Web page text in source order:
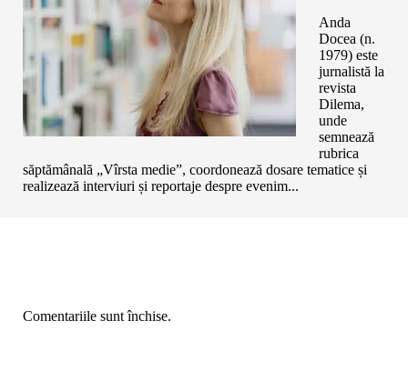
Anda
Docea (n.
1979) este
jurnalistă la
revista
Dilema,
unde
semnează
rubrica
săptămânală „Vîrsta medie”, coordonează dosare tematice și
realizează interviuri și reportaje despre evenim...
Comentariile sunt închise.